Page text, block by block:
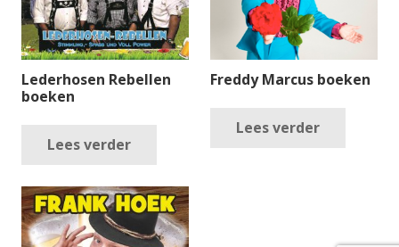
Lederhosen Rebellen
boeken
Lees verder
Freddy Marcus boeken
Lees verder